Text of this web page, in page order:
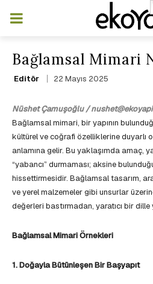
Bağlamsal Mimari
Editör 22 Mayıs 2025
Nüshet Çamuşoğlu /
Bağlamsal mimari, bir yapının
kültürel ve coğrafi özelliklerine duyarlı
anlamına gelir. Bu yaklaşımda amaç,
“yabancı” durmaması; aksine
hissettirmesidir. Bağlamsal tasarım,
ve yerel malzemeler gibi unsurlar
değerleri bastırmadan, yaratıcı bir
Bağlamsal Mimari Örnekleri
1. Doğayla Bütünleşen Bir Başyapıt